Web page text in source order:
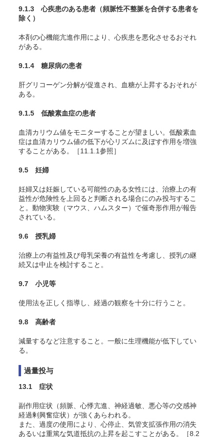
9.1.3 心疾患のある患者（頻脈性不整脈を合併する患者を
除く）
本剤の心機能亢進作用により、心疾患を悪化させるおそれ
がある。
9.1.4 糖尿病の患者
肝グリコーゲン分解が促進され、血糖が上昇するおそれが
ある。
9.1.5 低酸素血症の患者
血清カリウム値をモニターすることが望ましい。低酸素血
症は血清カリウム値の低下が心リズムに及ぼす作用を増強
することがある。［11.1.1参照］
9.5 妊婦
妊婦又は妊娠している可能性のある女性には、治療上の有
益性が危険性を上回ると判断される場合にのみ投与するこ
と。動物実験（マウス、ハムスター）で催奇形作用が報告
されている 。
9.6 授乳婦
治療上の有益性及び母乳栄養の有益性を考慮し、授乳の継
続又は中止を検討すること。
9.7 小児等
使用法を正しく指導し、経過の観察を十分に行うこと。
9.8 高齢者
減量するなど注意すること。一般に生理機能が低下してい
る。
過量投与
13.1 症状
副作用症状（頻脈、心悸亢進、神経過敏、悪心等の交感神
経過剰興奮症状）が強くあらわれる。
また、過度の使用により、心停止、気管支拡張作用の消失
あるいは重篤な気道抵抗の上昇を起こすことがある。［8.2